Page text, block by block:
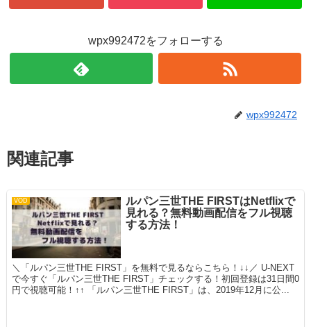
wpx992472をフォローする
wpx992472
関連記事
VOD
ルパン三世THE FIRSTはNetflixで
見れる？無料動画配信をフル視聴
する方法！
＼「ルパン三世THE FIRST」を無料で見るならこちら！↓↓／ U-NEXT
で今すぐ「ルパン三世THE FIRST」チェックする！初回登録は31日間0
円で視聴可能！↑↑ 「ルパン三世THE FIRST」は、2019年12月に公...